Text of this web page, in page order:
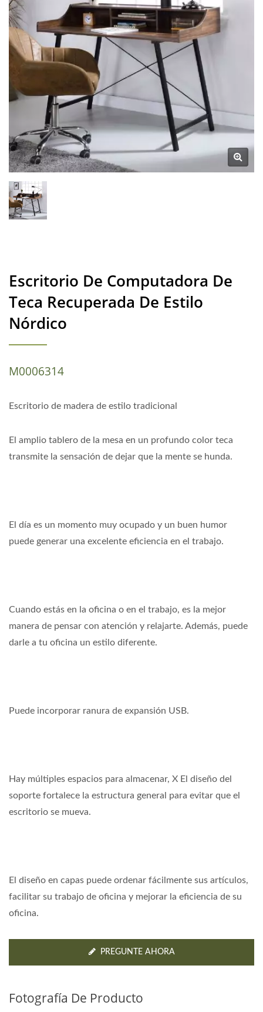
Escritorio De Computadora De
Teca Recuperada De Estilo
Nórdico
M0006314
Escritorio de madera de estilo tradicional
El amplio tablero de la mesa en un profundo color teca
transmite la sensación de dejar que la mente se hunda.
El día es un momento muy ocupado y un buen humor
puede generar una excelente eficiencia en el trabajo.
Cuando estás en la oficina o en el trabajo, es la mejor
manera de pensar con atención y relajarte. Además, puede
darle a tu oficina un estilo diferente.
Puede incorporar ranura de expansión USB.
Hay múltiples espacios para almacenar, X El diseño del
soporte fortalece la estructura general para evitar que el
escritorio se mueva.
El diseño en capas puede ordenar fácilmente sus artículos,
facilitar su trabajo de oficina y mejorar la eficiencia de su
oficina.
PREGUNTE AHORA
Fotografía De Producto